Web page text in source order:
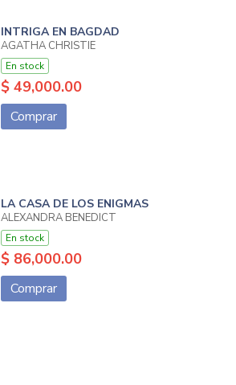
INTRIGA EN BAGDAD
AGATHA CHRISTIE
En stock
$ 49,000.00
Comprar
LA CASA DE LOS ENIGMAS
ALEXANDRA BENEDICT
En stock
$ 86,000.00
Comprar